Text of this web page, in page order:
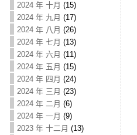
2024 年 十月 (15)
2024 年 九月 (17)
2024 年 八月 (26)
2024 年 七月 (13)
2024 年 六月 (11)
2024 年 五月 (15)
2024 年 四月 (24)
2024 年 三月 (23)
2024 年 二月 (6)
2024 年 一月 (9)
2023 年 十二月 (13)